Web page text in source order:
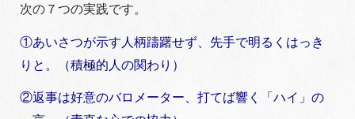
次の７つの実践です。
①あいさつが示す人柄躊躇せず、先手で明るくはっき
りと。（積極的人の関わり）
②返事は好意のバロメーター、打てば響く「ハイ」の